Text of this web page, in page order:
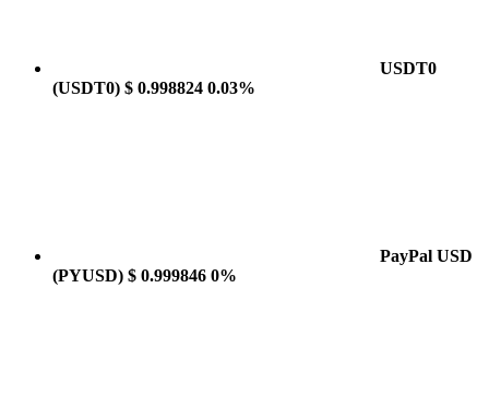
USDT0
(USDT0) $ 0.998824 0.03%
PayPal USD
(PYUSD) $ 0.999846 0%